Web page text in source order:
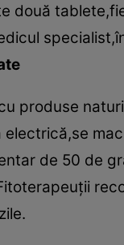
două
produse
de 50 de